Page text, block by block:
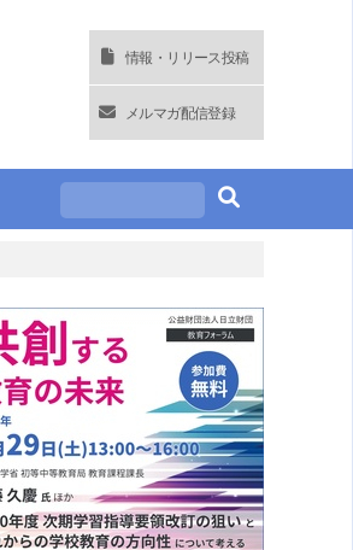
情報・リリース投稿
メルマガ配信登録